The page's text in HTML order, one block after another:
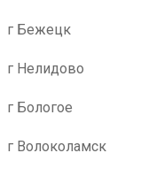
г Бежецк
г Нелидово
г Бологое
г Волоколамск